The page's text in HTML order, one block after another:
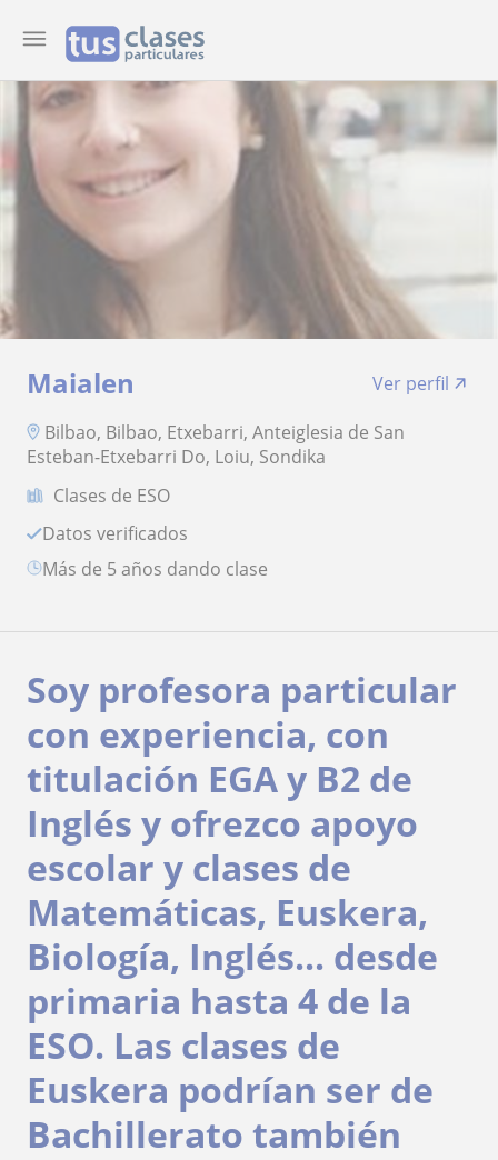
Maialen
Ver perfil
Bilbao, Bilbao, Etxebarri, Anteiglesia de San
Esteban-Etxebarri Do, Loiu, Sondika
Clases de ESO
Datos verificados
más de 5 años dando clase
Soy profesora particular
con experiencia, con
titulación EGA y B2 de
Inglés y ofrezco apoyo
escolar y clases de
Matemáticas, Euskera,
Biología, Inglés... desde
primaria hasta 4 de la
ESO. Las clases de
Euskera podrían ser de
Bachillerato también